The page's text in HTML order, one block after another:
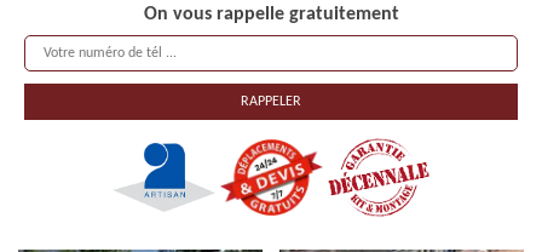
On vous rappelle gratuitement